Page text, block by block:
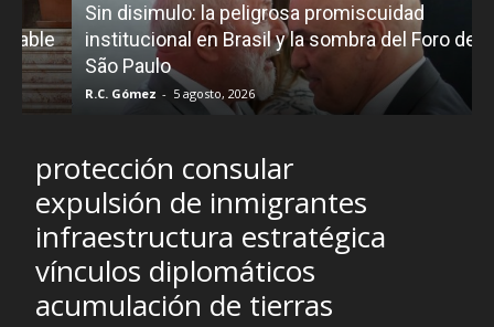
Sin disimulo: la peligrosa promiscuidad
institucional en Brasil y la sombra del Foro de
São Paulo
R.C. Gómez - 5 agosto, 2026
protección consular
expulsión de inmigrantes
infraestructura estratégica
vínculos diplomáticos
acumulación de tierras